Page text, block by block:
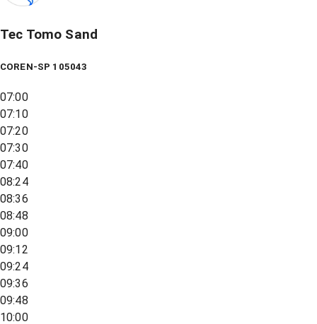
Tec Tomo Sand
COREN-SP 105043
07:00
07:10
07:20
07:30
07:40
08:24
08:36
08:48
09:00
09:12
09:24
09:36
09:48
10:00